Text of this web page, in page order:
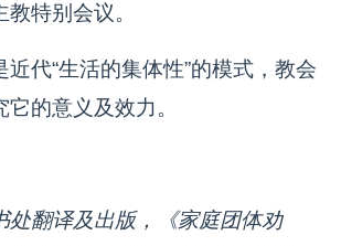
特别会议。
代“生活的集体性”的模式，教会
的意义及效力。
处翻译及出版，《家庭团体劝